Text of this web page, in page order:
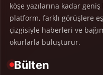
köşe yazılarına kadar
platform, farklı görüşlere
çizgisiyle haberleri ve
okurlarla buluşturur.
Bülten